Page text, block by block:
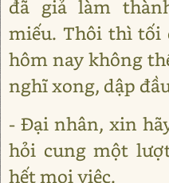
đã giả làm
miếu. Thôi thì tối
hôm nay không
nghĩ xong, dập
- Đại nhân, xin
hỏi cung một
hết mọi việc.